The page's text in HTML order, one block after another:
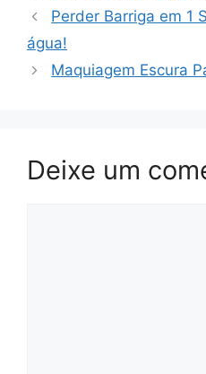
Perder Barriga em 1
água!
Maquiagem Escura
Deixe um